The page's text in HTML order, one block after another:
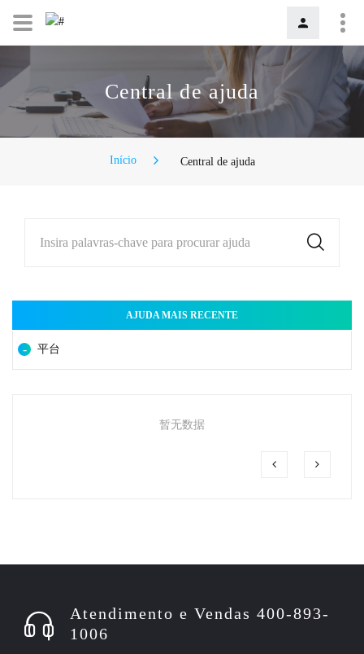
Central de ajuda
Início Central de ajuda
Insira palavras-chave para procurar ajuda
AJUDA MAIS RECENTE
平台
暂无数据
Atendimento e Vendas 400-893-
1006